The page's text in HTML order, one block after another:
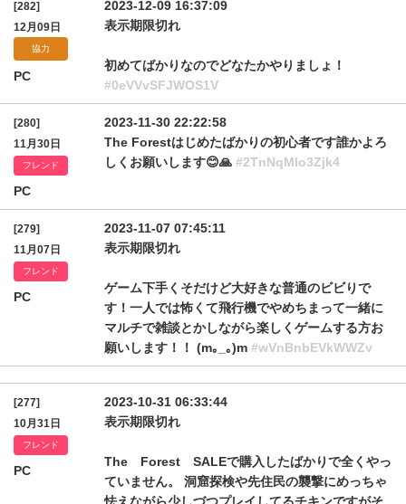
[282]
12月09日
協力
PC
2023-12-09 16:37:09
表示期限切れ
初めてばかりなのでどなたかやりましょ！
#0eVVvSFJWOS1V
[280]
11月30日
フレンド
PC
2023-11-30 22:22:58
The Forestはじめたばかりの初心者です誰かよろ
しくお願いします😊🙏 #2TnNqMlo3Zjk4
[279]
11月07日
フレンド
PC
2023-11-07 07:45:11
表示期限切れ
ゲーム下手くそだけど大好きな普通のビビりで
す！一人では怖くて飛行機でやめちまって一緒に
マルチで雑談とかしながら楽しくゲームする方お
願いします！！ (m｡_｡)m #wVnBnbEVkWWZv
[277]
10月31日
フレンド
PC
2023-10-31 06:33:44
表示期限切れ
The Forest SALEで購入したばかりで全くやっ
ていません。 洞窟探検や先住民の襲撃にめっちゃ